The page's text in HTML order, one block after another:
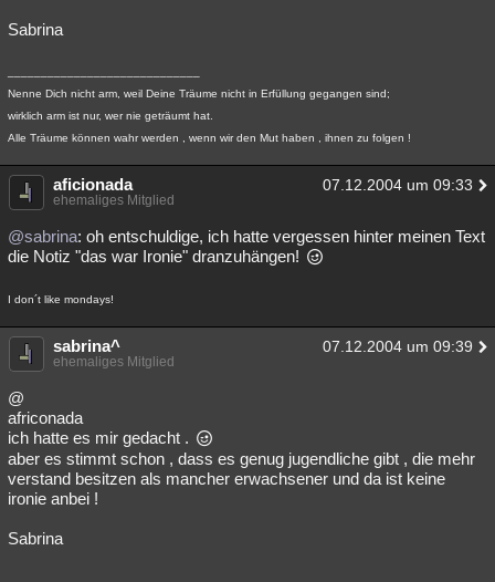
Sabrina
Nenne Dich nicht arm, weil Deine Träume nicht in Erfüllung gegangen sind;
wirklich arm ist nur, wer nie geträumt hat.
Alle Träume können wahr werden , wenn wir den Mut haben , ihnen zu folgen !
aficionada 07.12.2004 um 09:33
ehemaliges Mitglied
@sabrina: oh entschuldige, ich hatte vergessen hinter meinen Text
die Notiz "das war Ironie" dranzuhängen!
I don´t like mondays!
sabrina^ 07.12.2004 um 09:39
ehemaliges Mitglied
@
africonada
ich hatte es mir gedacht .
aber es stimmt schon , dass es genug jugendliche gibt , die mehr
verstand besitzen als mancher erwachsener und da ist keine
ironie anbei !
Sabrina